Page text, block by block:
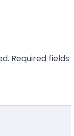
Required fields